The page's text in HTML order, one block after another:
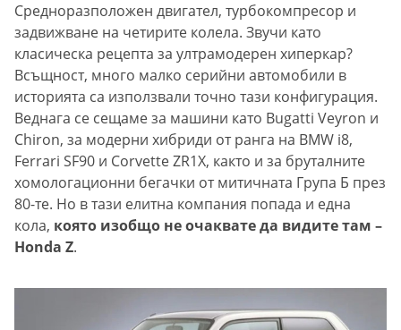
Средноразположен двигател, турбокомпресор и
задвижване на четирите колела. Звучи като
класическа рецепта за ултрамодерен хиперкар?
Всъщност, много малко серийни автомобили в
историята са използвали точно тази конфигурация.
Веднага се сещаме за машини като Bugatti Veyron и
Chiron, за модерни хибриди от ранга на BMW i8,
Ferrari SF90 и Corvette ZR1X, както и за бруталните
хомологационни бегачки от митичната Група Б през
80-те. Но в тази елитна компания попада и една
кола, която изобщо не очаквате да видите там –
Honda Z.